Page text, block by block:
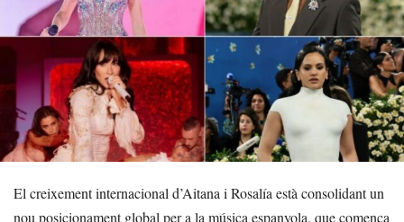
El creixement internacional d’Aitana i Rosalía està consolidant un
nou posicionament global per a la música espanyola, que comença